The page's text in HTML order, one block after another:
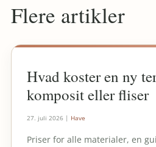
Flere artikler
Hvad koster en ny
komposit eller fliser
27. juli 2026 | Have
Priser for alle materialer, en